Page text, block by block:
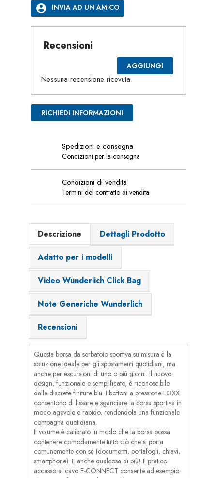
account_circle INVIA AD UN AMICO
Recensioni
AGGIUNGI
Nessuna recensione ricevuta
RICHIEDI INFORMAZIONI
Spedizioni e consegna
Condizioni per la consegna
Condizioni di vendita
Termini del contratto di vendita
Descrizione Dettagli Prodotto
Adatto per i modelli
Video Wunderlich Click Bag
Note Generiche Wunderlich
Recensioni
Questa borsa da serbatoio sportiva su misura è la
soluzione ideale per gli spostamenti quotidiani, ma
anche per escursioni di uno o più giorni. Il nuovo
design, funzionale e semplificato, è riconoscibile
dalle discrete finiture blu. I bottoni a pressione LOXX
consentono di fissare e sganciare la borsa sportiva in
modo agevole e rapido, rendendola una funzionale
compagna quotidiana.
Il volume è calibrato in modo che la borsa possa
contenere comodamente tutto ciò che si porta
comunemente con sé (documenti, portafogli, chiavi,
smartphone). E anche qualcosa di più! Il pratico
accesso al cavo E-CONNECT consente ad esempio